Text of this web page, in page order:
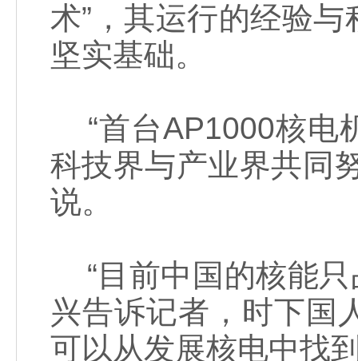
术”，其运行的经验
坚实基础。
“首台AP1000核电
科技界与产业界共同
说。
“目前中国的核能只
兴告诉记者，时下国
可以从发展核电中找